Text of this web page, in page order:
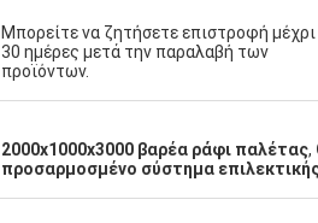
Μπορείτε να ζητήσετε επιστροφή μέχρι
30 ημέρες μετά την παραλαβή των
προϊόντων.
2000x1000x3000 βαρέα ράφι παλέτας,
προσαρμοσμένο σύστημα